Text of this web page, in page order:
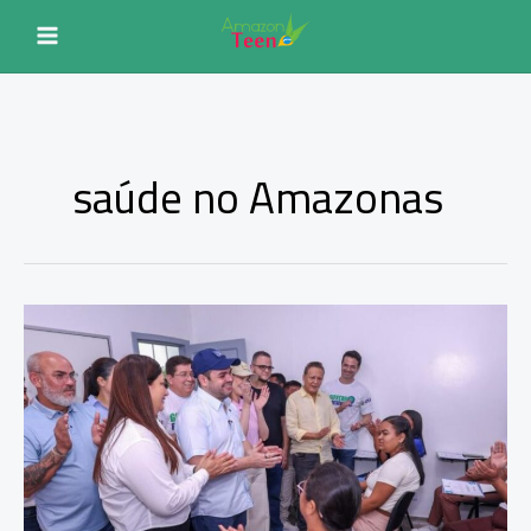
conteúdo
saúde no Amazonas